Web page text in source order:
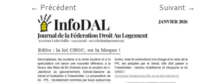
← Précédent Suivant →